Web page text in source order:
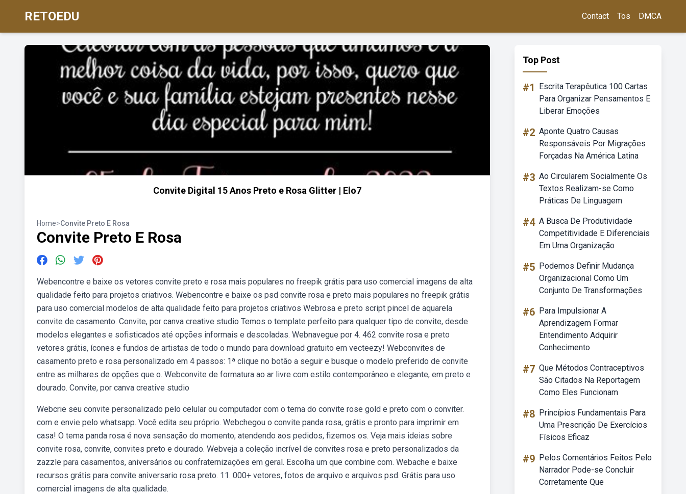
RETOEDU Contact Tos DMCA
Convite Digital 15 Anos Preto e Rosa Glitter | Elo7
Home>Convite Preto E Rosa
Convite Preto E Rosa
Webencontre e baixe os vetores convite preto e rosa mais populares no freepik grátis para uso comercial imagens de alta
qualidade feito para projetos criativos. Webencontre e baixe os psd convite rosa e preto mais populares no freepik grátis
para uso comercial modelos de alta qualidade feito para projetos criativos Webrosa e preto script pincel de aquarela
convite de casamento. Convite, por canva creative studio Temos o template perfeito para qualquer tipo de convite, desde
modelos elegantes e sofisticados até opções informais e descoladas. Webnavegue por 4. 462 convite rosa e preto
vetores grátis, ícones e fundos de artistas de todo o mundo para download gratuito em vecteezy! Webconvites de
casamento preto e rosa personalizado em 4 passos: 1ª clique no botão a seguir e busque o modelo preferido de convite
entre as milhares de opções que o. Webconvite de formatura ao ar livre com estilo contemporâneo e elegante, em preto e
dourado. Convite, por canva creative studio
Webcrie seu convite personalizado pelo celular ou computador com o tema do convite rose gold e preto com o conviter.
com e envie pelo whatsapp. Você edita seu próprio. Webchegou o convite panda rosa, grátis e pronto para imprimir em
casa! O tema panda rosa é nova sensação do momento, atendendo aos pedidos, fizemos os. Veja mais ideias sobre
convite rosa, convite, convites preto e dourado. Webveja a coleção incrível de convites rosa e preto personalizados da
zazzle para casamentos, aniversários ou confraternizações em geral. Escolha um que combine com. Webache e baixe
recursos grátis para convite aniversario rosa preto. 11. 000+ vetores, fotos de arquivo e arquivos psd. Grátis para uso
comercial imagens de alta qualidade.
Top Post
#1
Escrita Terapêutica 100 Cartas
Para Organizar Pensamentos E
Liberar Emoções
#2 Aponte Quatro Causas
Responsáveis Por Migrações
Forçadas Na América Latina
#3 Ao Circularem Socialmente Os
Textos Realizam-se Como
Práticas De Linguagem
#4 A Busca De Produtividade
Competitividade E Diferenciais
Em Uma Organização
#5 Podemos Definir Mudança
Organizacional Como Um
Conjunto De Transformações
#6 Para Impulsionar A
Aprendizagem Formar
Entendimento Adquirir
Conhecimento
#7 Que Métodos Contraceptivos
São Citados Na Reportagem
Como Eles Funcionam
#8 Princípios Fundamentais Para
Uma Prescrição De Exercícios
Físicos Eficaz
#9 Pelos Comentários Feitos Pelo
Narrador Pode-se Concluir
Corretamente Que